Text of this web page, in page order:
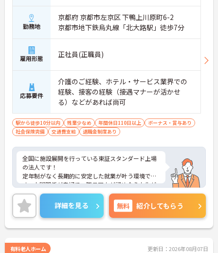
勤務地
京都府 京都市左京区 下鴨上川原町6-2
京都市地下鉄烏丸線「北大路駅」徒歩7分
雇用形態 正社員(正職員)
応募要件
介護のご経験、ホテル・サービス業界での
経験、接客の経験（接遇マナーが活かせ
る）などがあれば尚可
駅から徒歩10分以内 残業少なめ 年間休日110日以上
ボーナス・賞与あり
社会保険完備
交通費支給 退職金制度あり
全国に施設展開を行っている東証スタンダード上場
の法人です！
定年制がなく長期的に安定した就業が叶う環境で
す。人間関係が良好で、職員同士が認め合う文化が
根付いています。
ご興味のある方には、面接対策ポイントなど、さら
に詳細をご案内しますのでお気軽にご相談くださ
い！
詳細を見る 無料 紹介してもらう
有料老人ホーム 更新日：2026年08月07日